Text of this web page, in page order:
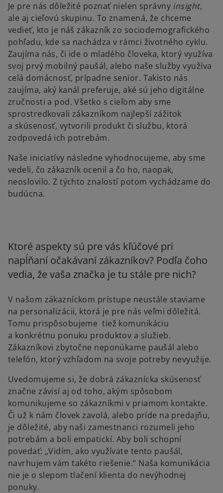
Je pre nás dôležité poznať nielen správny insight,
ale aj cieľovú skupinu. To znamená, že chceme
vedieť, kto je náš zákazník zo sociodemografického
pohľadu, kde sa nachádza v rámci životného cyklu.
Zaujíma nás, či ide o mladého človeka, ktorý využíva
svoj prvý mobilný paušál, alebo naše služby využíva
celá domácnosť, prípadne senior. Takisto nás
zaujíma, aký kanál preferuje, aké sú jeho digitálne
zručnosti a pod. Všetko s cieľom aby sme
sprostredkovali zákazníkom najlepší zážitok
a skúsenosť, vytvorili produkt či službu, ktorá
zodpovedá ich potrebám.
Naše iniciatívy následne vyhodnocujeme, aby sme
vedeli, čo zákazník ocenil a čo ho, naopak,
neoslovilo. Z týchto znalostí potom vychádzame do
budúcna.
Ktoré aspekty sú pre vás kľúčové pri
napĺňaní očakávaní zákazníkov? Podľa čoho
vedia, že vaša značka je tu stále pre nich?
V našom zákazníckom prístupe neustále staviame
na personalizácii, ktorá je pre nás veľmi dôležitá.
Tomu prispôsobujeme tiež komunikáciu
a konkrétnu ponuku produktov a služieb.
Zákazníkovi zbytočne neponúkame paušál alebo
telefón, ktorý vzhľadom na svoje potreby nevyužije.
Uvedomujeme si, že dobrá zákaznícka skúsenosť
značne závisí aj od toho, akým spôsobom
komunikujeme so zákazníkmi v priamom kontakte.
Či už k nám človek zavolá, alebo príde na predajňu,
je dôležité, aby naši zamestnanci rozumeli jeho
potrebám a boli empatickí. Aby boli schopní
povedať: „Vidím, ako využívate tento paušál,
navrhujem vám takéto riešenie.“ Naša komunikácia
nie je o slepom tlačení klienta do nevýhodnej
ponuky.